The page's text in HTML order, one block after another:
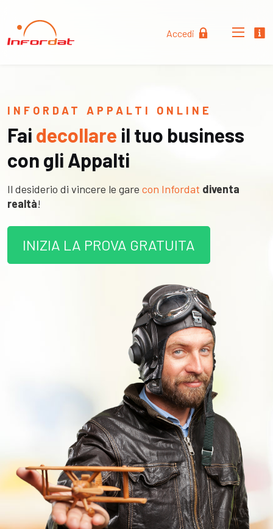
Accedi
INFORDAT APPALTI ONLINE
Fai decollare il tuo business
con gli Appalti
Il desiderio di vincere le gare con Infordat diventa
realtà!
INIZIA LA PROVA GRATUITA